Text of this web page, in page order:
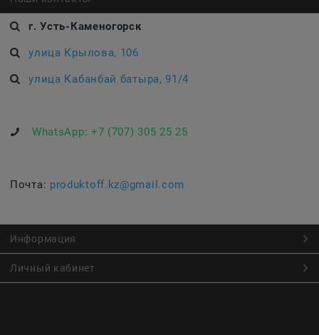
г. Усть-Каменогорск
улица Крылова, 106
улица Кабанбай батыра, 91/4
WhatsApp: +7 (707) 305 25 25
Почта: produktoff.kz@gmail.com
Информация
Личный кабинет